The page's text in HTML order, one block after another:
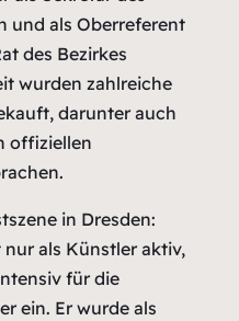
und als Oberreferent
des Bezirkes
wurden zahlreiche
darunter auch
offiziellen
in Dresden:
als Künstler aktiv,
für die
ein. Er wurde als